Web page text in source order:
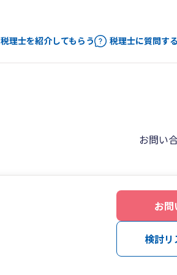
税理士を紹介してもらう 税理士に質問する
お問い
お問
検討リ